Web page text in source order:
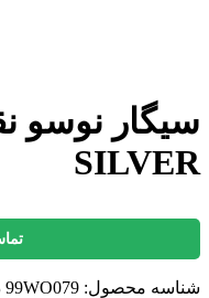
تماس بگیرید:
محصول:99WO079